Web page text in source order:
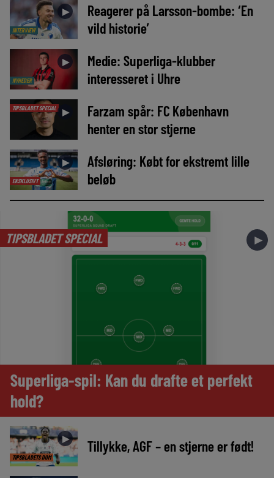
INTERVIEW
►
Reagerer på Larsson-bombe: ‘En
vild historie’
NYHEDER
►
Medie: Superliga-klubber
interesseret i Uhre
TIPSBLADET SPECIAL ►
Farzam spår: FC København
henter en stor stjerne
EKSKLUSIVT
►
Afsløring: Købt for ekstremt lille
beløb
TIPSBLADET SPECIAL ►
Superliga-spil: Kan du drafte et perfekt
hold?
TIPSBLADETS DOM
► Tillykke, AGF – en stjerne er født!